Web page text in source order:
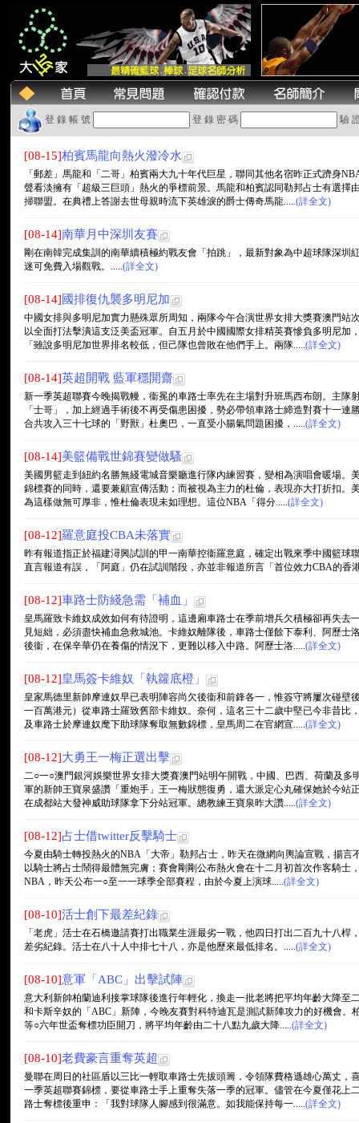
登 錄 帳 號 登 錄 密 碼 驗
[08-15]柏賓馬龍向熱火潑冷水
「郵差」馬龍和「二哥」柏賓兩大九十年代巨星，聯同其他名宿昨正式躋身
聲看淡擁有「超級三巨頭」熱火的爭標前景。馬龍和柏賓認同勒邦占士有選擇
掃聯盟。在典禮上答謝去世母親時流下英雄淚的爵士傳奇馬龍.....(詳全文)
[08-14]南華月中深圳友賽
剛在南韓完成集訓的南華續積極約戰友會「拍跳」，最新對象為中超球隊深圳
迷可免費入場觀戰。.....(詳全文)
[08-14]國排復仇襲多明尼加
中國女排與多明尼加實力懸殊眾所周知，兩隊今午合演世界女排大獎賽澳門站
以全面打法擊潰這支泛美盃冠軍。自五月於中國國際女排精英賽慘負多明尼加
「雖說多明尼加世界排名較低，但己隊也曾敗在他們手上。兩隊.....(詳全文)
[08-14]英超開戰 藍軍穩開齋
新一季英超聯賽今晚揭戰幔，衞冕的車路士率先在主場對升班馬西布朗。主隊
「士哥」，加上經過手術後不再受傷患困擾，勢必帶領車路士締造對賽十一
合共攻入三十七球的「野獸」杜奧巴，一直受小腸氣問題困擾，.....(詳全文)
[08-14]美籃備戰世錦賽變做騷
美國男籃走到紐約名勝無綫電城音樂廳進行隊內練習賽，變相為演唱會暖場。
錦標賽的同時，還要兼顧宣傳活動；而被視為主力的杜倫，表現亦大打折扣。
為這樣做無可厚非，惟杜倫表現未如理想。這位NBA「得分.....(詳全文)
[08-12]羅意庭投CBA未落實
昨有報道指正於福建潯興試訓的甲一南華控衞羅意庭，確定出戰來季中國籃球
直言報道有誤，「阿庭」仍在試訓階段，亦並非報道所言「首位效力CBA的香
[08-12]車路士防綫急需「補血」
皇馬羅致卡維奴成效如何有待證明，這邊廂車路士在季前增兵欠積極卻再失去
見短絀，必須盡快補血急救城池。卡維奴離隊後，車路士僅餘下泰利、阿歷士
後衞，在保辛華仍在養傷的情況下，更難以移入中路。阿歷士洛.....(詳全文)
[08-12]皇馬簽卡維奴「執籮底橙」
皇家馬德里新帥摩連奴早已表明陣容尚欠後衞和前鋒各一，惟簽守將屢次碰壁
一百萬港元）從車路士羅致舊部卡維奴。奈何，這名三十二歲中堅已今非昔比
及車路士於摩連奴麾下助球隊奪取無數錦標，皇馬周二在官網宣.....(詳全文)
[08-12]大勇王一梅正選出擊
二○一○澳門銀河娛樂世界女排大獎賽澳門站明午開戰，中國、巴西、荷蘭及
軍的新帥王寶泉盛讚「重炮手」王一梅狀態復勇，還大派定心丸確保她於今站
在成都站大發神威助球隊拿下分站冠軍。總教練王寶泉昨大讚.....(詳全文)
[08-12]占士借twitter反擊騎士
今夏由騎士轉投熱火的NBA「大帝」勒邦占士，昨天在微網向輿論宣戰，揚言
以騎士將占士鬧得最體無完膚；賽會剛剛公布熱火會在十二月初首次作客騎士
NBA，昨天公布一○至一一球季全部賽程，由於今夏上演球.....(詳全文)
[08-10]活士創下最差紀錄
「老虎」活士在石橋邀請賽打出職業生涯最劣一戰，他四日打出二百九十八
差劣紀錄。活士在八十人中排七十八，亦是他歷來最低排名。.....(詳全文)
[08-10]意軍「ABC」出擊試陣
意大利新帥柏蘭迪利接掌球隊後進行年輕化，換走一批老將把平均年齡大降至
和卡斯辛奴的「ABC」新陣，今晚友賽對科特迪瓦是測試新陣攻力的好機會。
等○六年世盃奪標功臣開刀，將平均年齡由二十八點九歲大降.....(詳全文)
[08-10]老費豪言重奪英超
曼聯在周日的社區盾以三比一輕取車路士先拔頭籌，令領隊費格遜雄心萬丈，
一季英超聯賽錦標，要從車路士手上重奪失落一季的冠軍。儘管在今夏僅花上
路士奪標後重申：「我對球隊人腳感到很滿意。如我能保持每一.....(詳全文)